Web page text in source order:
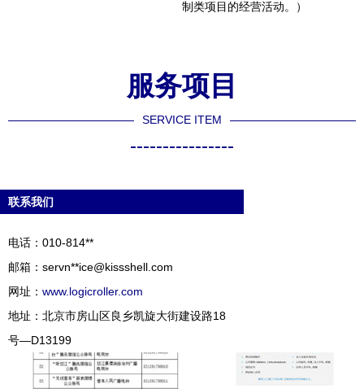
制类项目的经营活动。）
服务项目
SERVICE ITEM
----------------
联系我们
电话：010-814**
邮箱：servn**ice@kissshell.com
网址： www.logicroller.com
地址：北京市房山区良乡凯旋大街建设路18
号—D13199